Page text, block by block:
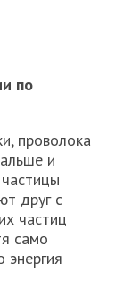
по
проволока
и
друг с
частиц
само
энергия